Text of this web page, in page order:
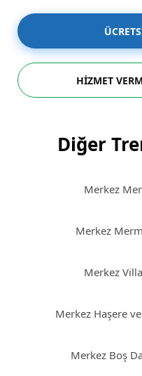
HİZMET
Diğer
Merkez
Merkez
Merkez
Merkez Haşere
Merkez Boş